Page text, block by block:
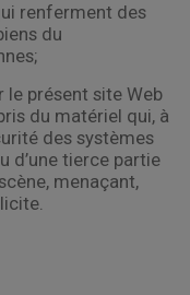
renferment des
du
le présent site Web
du matériel qui, à
des systèmes
d’une tierce partie
menaçant,